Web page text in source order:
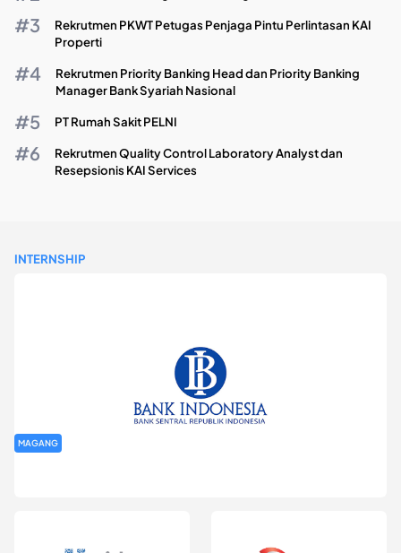
Rekrutmen PKWT Petugas Penjaga Pintu Perlintasan KAI
Properti
Rekrutmen Priority Banking Head dan Priority Banking
Manager Bank Syariah Nasional
PT Rumah Sakit PELNI
Rekrutmen Quality Control Laboratory Analyst dan
Resepsionis KAI Services
INTERNSHIP
MAGANG